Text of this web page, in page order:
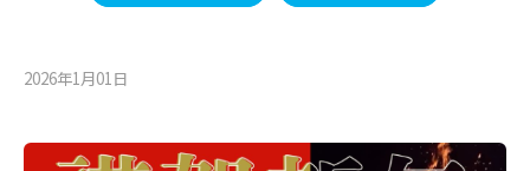
2026年1月01⽇